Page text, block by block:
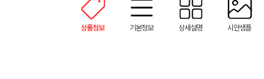
상품정보 기본정보 상세설명 시안샘플